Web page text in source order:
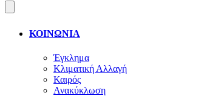
ΚΟΙΝΩΝΙΑ
Έγκλημα
Κλιματική Αλλαγή
Καιρός
Ανακύκλωση